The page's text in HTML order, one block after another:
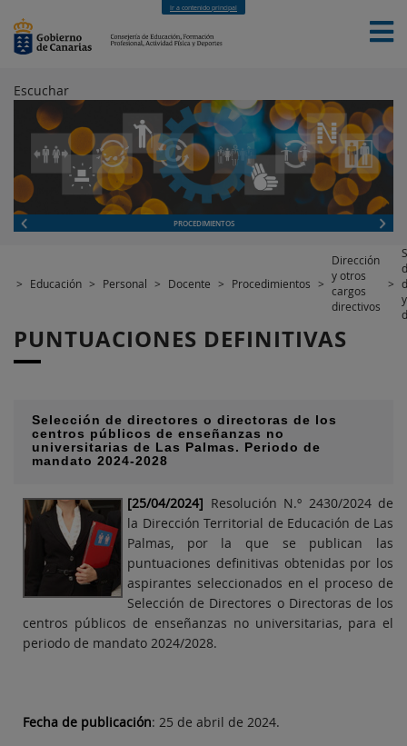
Ir a contenido principal
INICIO EDUCACIÓN
FORMACIÓN PROFESIONAL
CUALIFICACIONES PROFESIONALES
DEPORTES
CONTACTO
[INTRANET]
Escuchar
PROCEDIMIENTOS
> Educación > Personal > Docente > Procedimientos >
Dirección
y otros
cargos
directivos
>
y
PUNTUACIONES DEFINITIVAS
Selección de directores o directoras de los
centros públicos de enseñanzas no
universitarias de Las Palmas. Periodo de
mandato 2024-2028
[25/04/2024] Resolución N.º 2430/2024 de
la Dirección Territorial de Educación de Las
Palmas, por la que se publican las
puntuaciones definitivas obtenidas por los
aspirantes seleccionados en el proceso de
Selección de Directores o Directoras de los
centros públicos de enseñanzas no universitarias, para el
periodo de mandato 2024/2028.
Fecha de publicación: 25 de abril de 2024.